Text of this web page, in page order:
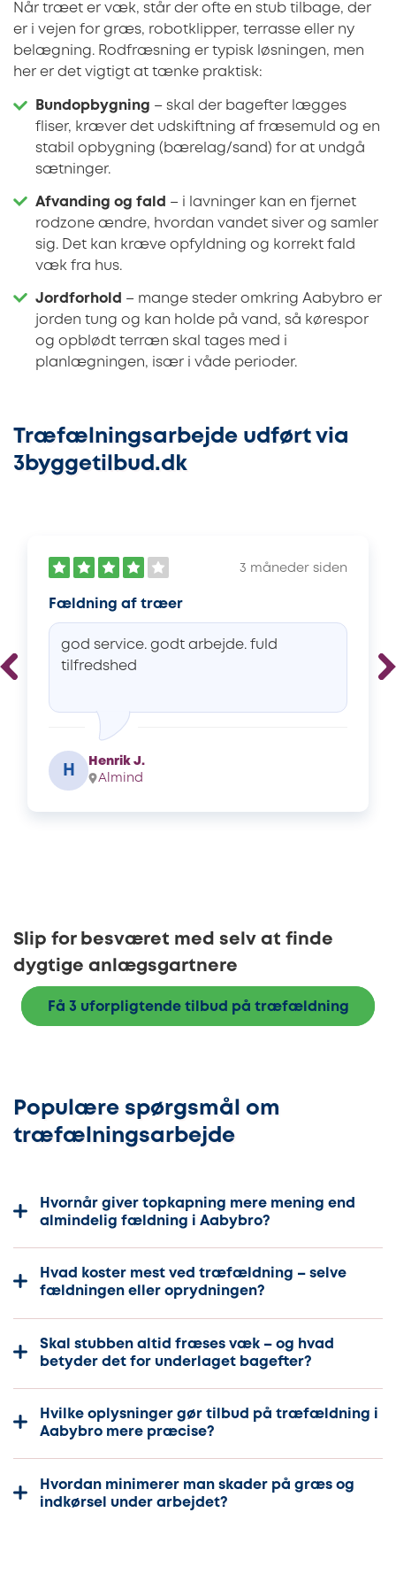
Når træet er væk, står der ofte en stub tilbage, der
er i vejen for græs, robotklipper, terrasse eller ny
belægning. Rodfræsning er typisk løsningen, men
her er det vigtigt at tænke praktisk:
Bundopbygning – skal der bagefter lægges
fliser, kræver det udskiftning af fræsemuld og en
stabil opbygning (bærelag/sand) for at undgå
sætninger.
Afvanding og fald – i lavninger kan en fjernet
rodzone ændre, hvordan vandet siver og samler
sig. Det kan kræve opfyldning og korrekt fald
væk fra hus.
Jordforhold – mange steder omkring Aabybro er
jorden tung og kan holde på vand, så kørespor
og opblødt terræn skal tages med i
planlægningen, især i våde perioder.
Træfælningsarbejde udført via
3byggetilbud.dk
3 måneder siden
Fældning af træer
god service. godt arbejde. fuld
tilfredshed
H
Henrik J.
Almind
Slip for besværet med selv at finde
dygtige anlægsgartnere
Få 3 uforpligtende tilbud på træfældning
Populære spørgsmål om
træfælningsarbejde
Hvornår giver topkapning mere mening end
almindelig fældning i Aabybro?
Hvad koster mest ved træfældning – selve
fældningen eller oprydningen?
Skal stubben altid fræses væk – og hvad
betyder det for underlaget bagefter?
Hvilke oplysninger gør tilbud på træfældning i
Aabybro mere præcise?
Hvordan minimerer man skader på græs og
indkørsel under arbejdet?